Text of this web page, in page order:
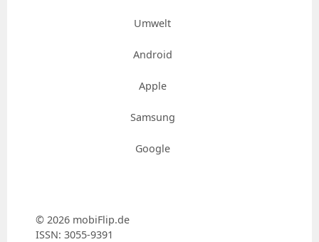
Umwelt
Android
Apple
Samsung
Google
© 2026 mobiFlip.de
ISSN: 3055-9391